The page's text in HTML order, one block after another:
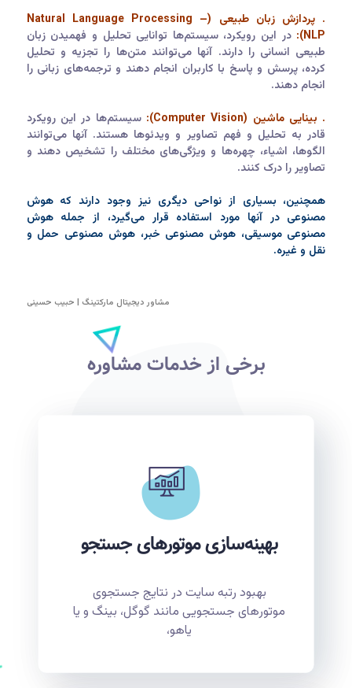
. پردازش زبان طبیعی (Natural Language Processing –
NLP):
در این رویکرد، سیستم‌ها توانایی تحلیل و فهمیدن زبان
طبیعی انسانی را دارند. آنها می‌توانند متن‌ها را تجزیه و تحلیل
کرده، پرسش و پاسخ با کاربران انجام دهند و ترجمه‌های زبانی را
انجام دهند.
. بینایی ماشین (Computer Vision):
سیستم‌ها در این رویکرد
قادر به تحلیل و فهم تصاویر و ویدئوها هستند. آنها می‌توانند
الگوها، اشیاء، چهره‌ها و ویژگی‌های مختلف را تشخیص دهند و
تصاویر را درک کنند.
همچنین، بسیاری از نواحی دیگری نیز وجود دارند که هوش
مصنوعی در آنها مورد استفاده قرار می‌گیرد، از جمله هوش
مصنوعی موسیقی، هوش مصنوعی خبر، هوش مصنوعی حمل و
نقل و غیره.
مشاور دیجیتال مارکتینگ | حبیب حسینی
برخی از خدمات مشاوره
بهینه‌سازی موتورهای جستجو
بهبود رتبه سایت در نتایج جستجوی
موتورهای جستجویی مانند گوگل، بینگ و یا
یاهو،